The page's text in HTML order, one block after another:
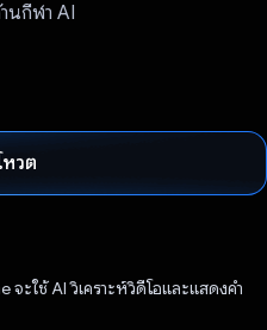
นกีฬา AI
หวต
ะใช้ AI วิเคราะห์วิดีโอและแสดงคำ